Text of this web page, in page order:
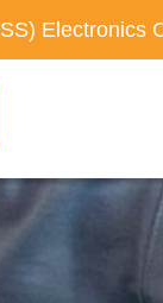
Electronics